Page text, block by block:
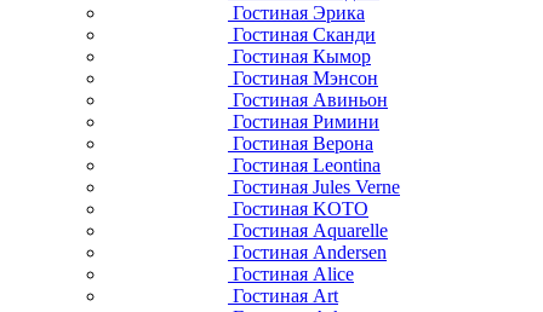
Гостиная Эрика
Гостиная Сканди
Гостиная Кымор
Гостиная Мэнсон
Гостиная Авиньон
Гостиная Римини
Гостиная Верона
Гостиная Leontina
Гостиная Jules Verne
Гостиная KOTO
Гостиная Aquarelle
Гостиная Andersen
Гостиная Alice
Гостиная Art